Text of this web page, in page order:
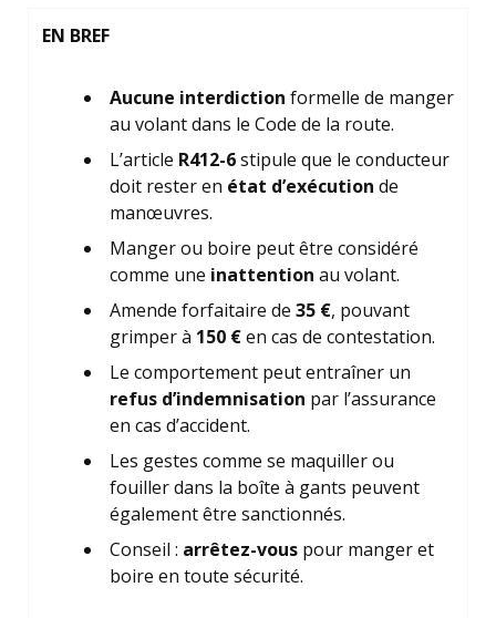
EN BREF
Aucune interdiction formelle de manger
au volant dans le Code de la route.
L’article R412-6stipule que le conducteur
doit rester en état d’exécution de
manœuvres.
Manger ou boire peut être considéré
comme une inattention au volant.
Amende forfaitaire de 35 €, pouvant
grimper à 150 €en cas de contestation.
Le comportement peut entraîner un
refus d’indemnisation par l’assurance
en cas d’accident.
Les gestes comme se maquiller ou
fouiller dans la boîte à gants peuvent
également être sanctionnés.
Conseil : arrêtez-vous pour manger et
boire en toute sécurité.